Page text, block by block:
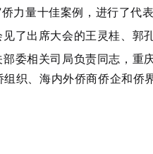
力量十佳案例，进行了代表
了出席大会的王灵桂、郭
委相关司局负责同志，重
织、海内外侨商侨企和侨